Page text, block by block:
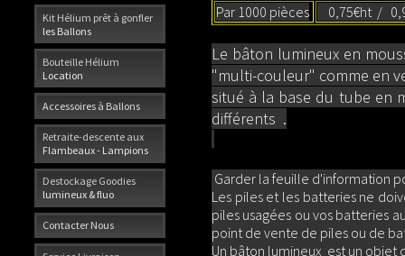
Kit Hélium prêt à gonfler
les Ballons
Bouteille Hélium
Location
Accessoires à Ballons
Retraite-descente aux
Flambeaux - Lampions
Destockage Goodies
lumineux & fluo
Contacter Nous
Par 1000 pièces
0,75€ht /
Le bâton lumineux en
"multi-couleur" comme en
situé à la base du tube en
différents .
Garder la feuille d'information
Les piles et les batteries ne
piles usagées ou vos batteries
point de vente de piles ou de
Un bâton lumineux est un objet